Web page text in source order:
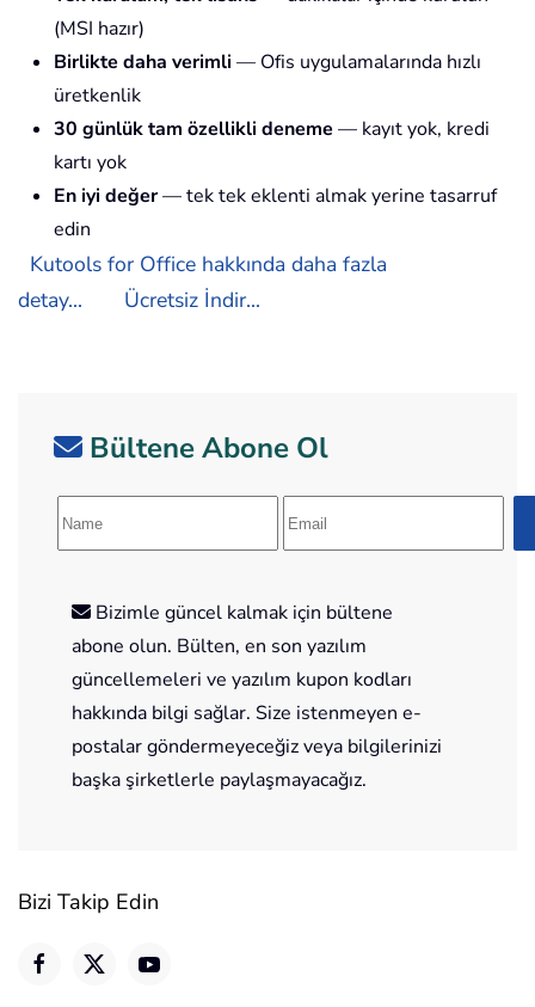
(MSI hazır)
Birlikte daha verimli — Ofis uygulamalarında hızlı
üretkenlik
30 günlük tam özellikli deneme — kayıt yok, kredi
kartı yok
En iyi değer— tek tek eklenti almak yerine tasarruf
edin
Kutools for Office hakkında daha fazla
detay...
Ücretsiz İndir...
Bültene Abone Ol
Bizimle güncel kalmak için bültene
abone olun. Bülten, en son yazılım
güncellemeleri ve yazılım kupon kodları
hakkında bilgi sağlar. Size istenmeyen e-
postalar göndermeyeceğiz veya bilgilerinizi
başka şirketlerle paylaşmayacağız.
Bizi Takip Edin